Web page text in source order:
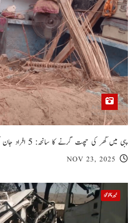
پبی میں گھر کی چھت گرنے کا سانحہ: 5 افراد جان کی بازی ہار گئے، 3 زخمی
NOV 23, 2025
خیبر پختونخوا